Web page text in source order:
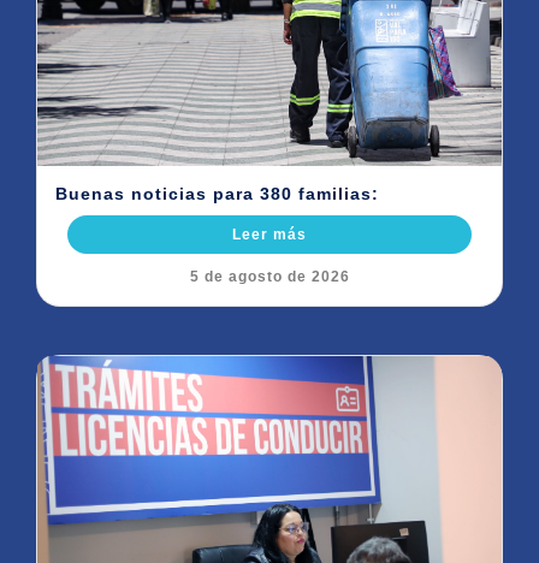
Buenas noticias para 380 familias:
Leer más
5 de agosto de 2026